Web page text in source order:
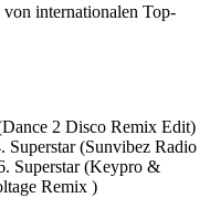
internationalen Top-
2 Disco Remix Edit)
Superstar (Sunvibez Radio
Superstar (Keypro &
Remix )